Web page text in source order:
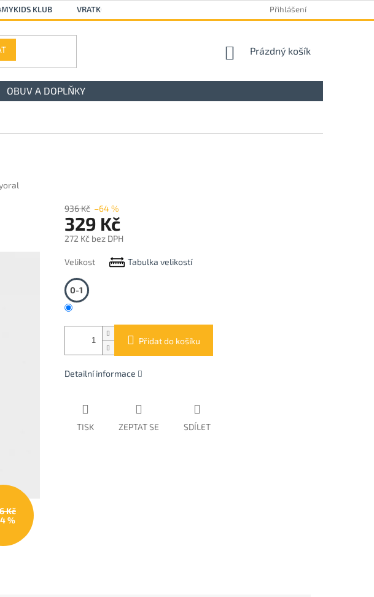
KLUB VRATKOVÝ FORMULÁŘ Přihlášení
NÁKUPNÍ
Prázdný košík
OBUV A DOPLŇKY
Kč
%
936 Kč –64 %
329 Kč
272 Kč bez DPH
cena:
Velikost Tabulka velikostí
0-1
Přidat do košíku
Detailní informace
TISK ZEPTAT SE SDÍLET